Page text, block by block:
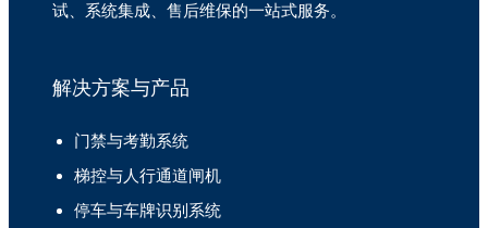
试、系统集成、售后维保的一站式服务。
解决方案与产品
门禁与考勤系统
梯控与人行通道闸机
停车与车牌识别系统